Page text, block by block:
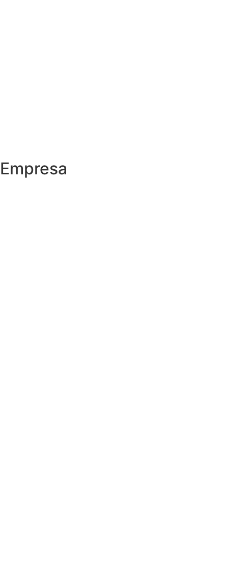
Empresa